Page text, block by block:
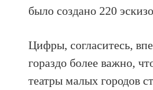
было создано 220
Цифры, согласитесь,
гораздо более важно,
театры малых городов